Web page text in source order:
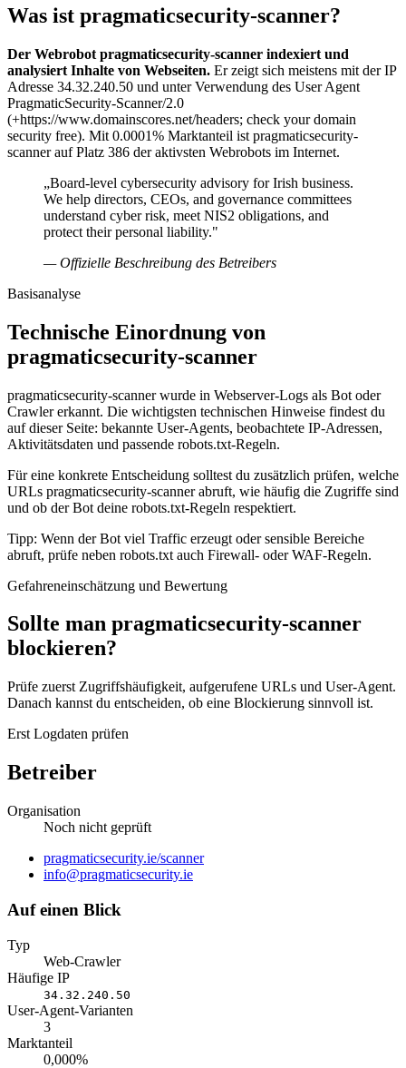
Was ist pragmaticsecurity-scanner?
Der Webrobot pragmaticsecurity-scanner indexiert und
analysiert Inhalte von Webseiten. Er zeigt sich meistens mit der IP
Adresse 34.32.240.50 und unter Verwendung des User Agent
PragmaticSecurity-Scanner/2.0
(+https://www.domainscores.net/headers; check your domain
security free). Mit 0.0001% Marktanteil ist pragmaticsecurity-
scanner auf Platz 386 der aktivsten Webrobots im Internet.
„Board-level cybersecurity advisory for Irish business.
We help directors, CEOs, and governance committees
understand cyber risk, meet NIS2 obligations, and
protect their personal liability."
— Offizielle Beschreibung des Betreibers
Basisanalyse
Technische Einordnung von
pragmaticsecurity-scanner
pragmaticsecurity-scanner wurde in Webserver-Logs als Bot oder
Crawler erkannt. Die wichtigsten technischen Hinweise findest du
auf dieser Seite: bekannte User-Agents, beobachtete IP-Adressen,
Aktivitätsdaten und passende robots.txt-Regeln.
Für eine konkrete Entscheidung solltest du zusätzlich prüfen, welche
URLs pragmaticsecurity-scanner abruft, wie häufig die Zugriffe sind
und ob der Bot deine robots.txt-Regeln respektiert.
Tipp: Wenn der Bot viel Traffic erzeugt oder sensible Bereiche
abruft, prüfe neben robots.txt auch Firewall- oder WAF-Regeln.
Gefahreneinschätzung und Bewertung
Sollte man pragmaticsecurity-scanner
blockieren?
Prüfe zuerst Zugriffshäufigkeit, aufgerufene URLs und User-Agent.
Danach kannst du entscheiden, ob eine Blockierung sinnvoll ist.
Erst Logdaten prüfen
Betreiber
Organisation
Noch nicht geprüft
Website
pragmaticsecurity.ie/scanner
E-
info@pragmaticsecurity.ie
Auf einen Blick
Typ
Web-Crawler
Häufige IP
34.32.240.50
User-Agent-Varianten
3
Marktanteil
0,000%